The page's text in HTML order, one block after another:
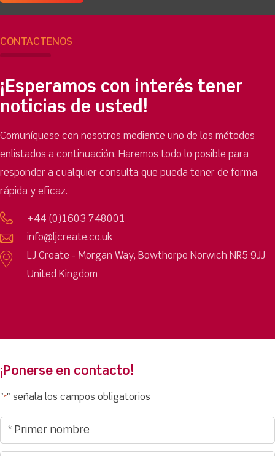
CONTÁCTENOS
¡Esperamos con interés tener
noticias de usted!
Comuníquese con nosotros mediante uno de los métodos
enlistados a continuación. Haremos todo lo posible para
responder a cualquier consulta que pueda tener de forma
rápida y eficaz.
+44 (0)1603 748001
info@ljcreate.co.uk
LJ Create - Morgan Way, Bowthorpe Norwich NR5 9JJ
United Kingdom
¡Ponerse en contacto!
"*" señala los campos obligatorios